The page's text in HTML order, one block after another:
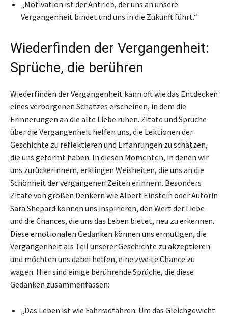
„Motivation ist der Antrieb, der uns an unsere
Vergangenheit bindet und uns in die Zukunft führt.“
Wiederfinden der Vergangenheit:
Sprüche, die berühren
Wiederfinden der Vergangenheit kann oft wie das Entdecken
eines verborgenen Schatzes erscheinen, in dem die
Erinnerungen an die alte Liebe ruhen. Zitate und Sprüche
über die Vergangenheit helfen uns, die Lektionen der
Geschichte zu reflektieren und Erfahrungen zu schätzen,
die uns geformt haben. In diesen Momenten, in denen wir
uns zurückerinnern, erklingen Weisheiten, die uns an die
Schönheit der vergangenen Zeiten erinnern. Besonders
Zitate von großen Denkern wie Albert Einstein oder Autorin
Sara Shepard können uns inspirieren, den Wert der Liebe
und die Chances, die uns das Leben bietet, neu zu erkennen.
Diese emotionalen Gedanken können uns ermutigen, die
Vergangenheit als Teil unserer Geschichte zu akzeptieren
und möchten uns dabei helfen, eine zweite Chance zu
wagen. Hier sind einige berührende Sprüche, die diese
Gedanken zusammenfassen:
„Das Leben ist wie Fahrradfahren. Um das Gleichgewicht